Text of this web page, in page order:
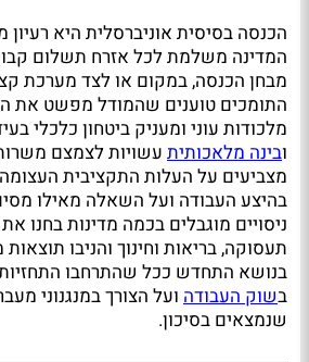
הכנסה בסיסית אוניברסלית היא רעיון
המדינה משלמת לכל אזרח תשלום
מבחן הכנסה, במקום או לצד מערכת
התומכים טוענים שהמודל מפשט את
מלכודות עוני ומעניק ביטחון כלכלי
ובינה מלאכותית עשויות לצמצם
מצביעים על העלות התקציבית
בהיצע העבודה ועל השאלה מאילו
ניסויים מוגבלים בכמה מדינות בחנו
תעסוקה, בריאות וחינוך והניבו תוצאות
בנושא התחדש ככל שהתרחבו התחזיות
בשוק העבודה ועל הצורך במנגנוני
שנמצאים בסיכון.